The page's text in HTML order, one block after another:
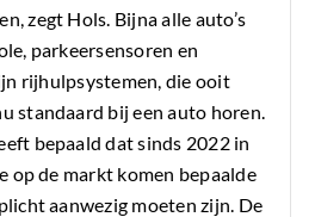
zegt Hols. Bijna alle auto’s
parkeersensoren en
rijhulpsystemen, die ooit
standaard bij een auto horen.
bepaald dat sinds 2022 in
op de markt komen bepaalde
aanwezig moeten zijn. De